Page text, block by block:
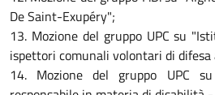
De Saint-Exupéry";
13. Mozione del gruppo UPC su
ispettori comunali volontari di difesa
14. Mozione del gruppo UPC